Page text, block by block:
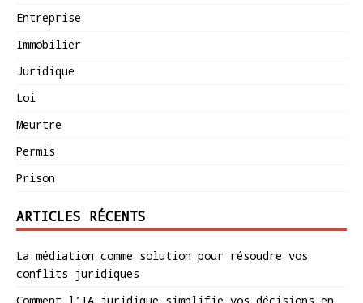
Entreprise
Immobilier
Juridique
Loi
Meurtre
Permis
Prison
ARTICLES RÉCENTS
La médiation comme solution pour résoudre vos
conflits juridiques